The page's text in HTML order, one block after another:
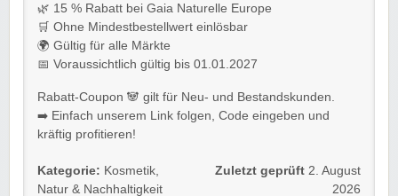
🌿 15 % Rabatt bei Gaia Naturelle Europe
🛒 Ohne Mindestbestellwert einlösbar
🌍 Gültig für alle Märkte
📅 Voraussichtlich gültig bis 01.01.2027
Rabatt-Coupon 🐼 gilt für Neu- und Bestandskunden.
➡️ Einfach unserem Link folgen, Code eingeben und
kräftig profitieren!
Kategorie: Kosmetik
Natur & Nachhaltigkeit
Zuletzt geprüft 2. August
2026